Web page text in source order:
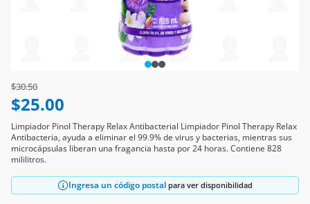
Price reduced from
$30.50to
$25.00
Limpiador Pinol Therapy Relax Antibacterial Limpiador Pinol Therapy Relax
Antibacteria, ayuda a eliminar el 99.9% de virus y bacterias, mientras sus
microcápsulas liberan una fragancia hasta por 24 horas. Contiene 828
mililitros.
Ingresa un código postal para ver disponibilidad